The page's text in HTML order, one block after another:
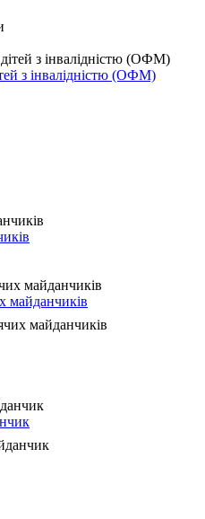
з інвалідністю (ОФМ)
майданчиків
майданчиків